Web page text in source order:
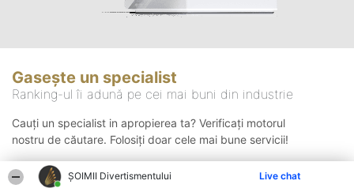
ŞOIMII Divertismentului Live chat
Gasește un specialist
Ranking-ul îi adună pe cei mai buni din industrie
Cauți un specialist in apropierea ta? Verificați motorul
nostru de căutare. Folosiți doar cele mai bune servicii!